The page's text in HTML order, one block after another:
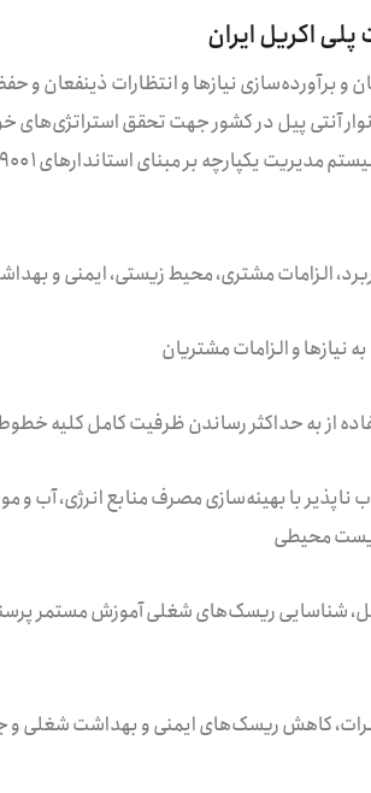
اکریل ایران
برآورده‌سازی نیاز‌ها و انتظارات ذینفعان و
نوار آنتی پیل در کشور جهت تحقق
مدیریت یکپارچه بر مبنای استاندارهای
الزامات مشتری، محیط زیستی، ایمنی و
با بهینه‌سازی مصرف منابع انرژی، آب و
زیست محیطی
شناسایی ریسک‌های شغلی آموزش مستمر
کاهش ریسک‌های ایمنی و بهداشت شغلی